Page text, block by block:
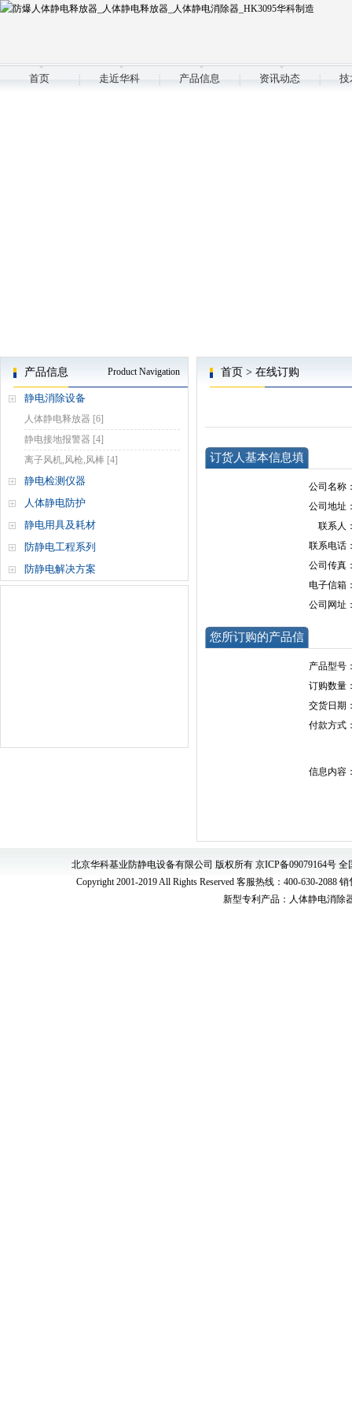
首页 走近华科 产品信息 资讯动态 技
产品信息 Product Navigation
静电消除设备
人体静电释放器 [6]
静电接地报警器 [4]
离子风机,风枪,风棒 [4]
静电检测仪器
人体静电防护
静电用具及耗材
防静电工程系列
防静电解决方案
首页 > 在线订购
订货人基本信息填
公司名称
公司地址
联系人
联系电话
公司传真
电子信箱
公司网址
您所订购的产品信
产品型号
订购数量
交货日期
付款方式
信息内容
北京华科基业防静电设备有限公司 版权所有 京ICP备09079164号
Copyright 2001-2019 All Rights Reserved 客服热线：400-630-2088
新型专利产品： 人体静电消除